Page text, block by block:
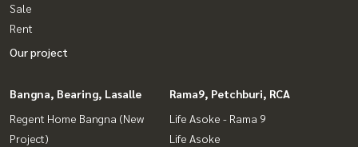
Sale
Rent
Our project
Bangna, Bearing, Lasalle
Regent Home Bangna (New
Project)
Rama9, Petchburi, RCA
Life Asoke - Rama 9
Life Asoke